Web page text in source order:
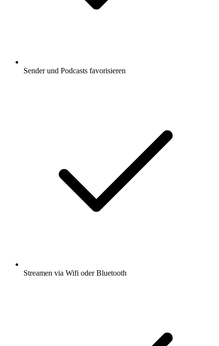
Sender und Podcasts favorisieren
Streamen via Wifi oder Bluetooth